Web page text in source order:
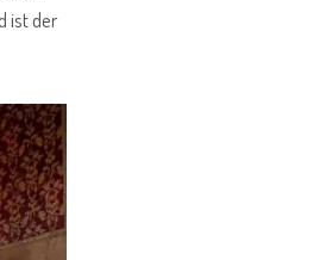
ist der